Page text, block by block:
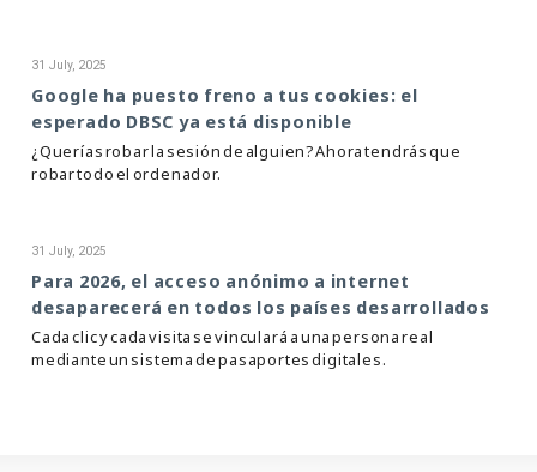
31 July, 2025
Google ha puesto freno a tus cookies: el
esperado DBSC ya está disponible
¿Querías robar la sesión de alguien? Ahora tendrás que
robar todo el ordenador.
31 July, 2025
Para 2026, el acceso anónimo a internet
desaparecerá en todos los países desarrollados
Cada clic y cada visita se vinculará a una persona real
mediante un sistema de pasaportes digitales.